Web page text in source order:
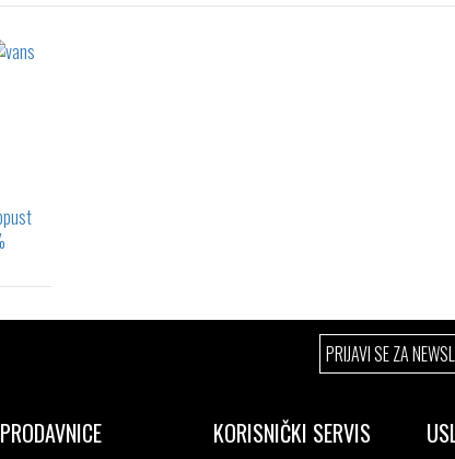
PRIJAVI SE ZA
PRODAVNICE KORISNIČKI SERVIS